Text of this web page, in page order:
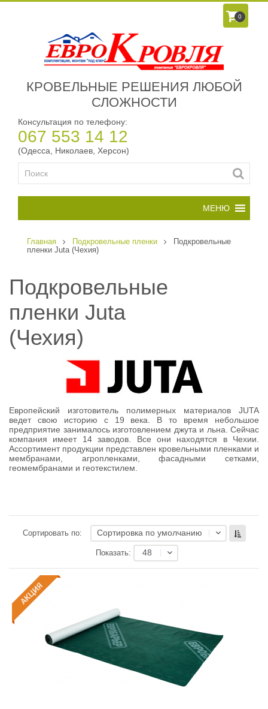
0
КРОВЕЛЬНЫЕ РЕШЕНИЯ ЛЮБОЙ
СЛОЖНОСТИ
Консультация по телефону:
067 553 14 12
(Одесса, Николаев, Херсон)
Главная Подкровельные пленки
Подкровельные
пленки Juta (Чехия)
Подкровельные
пленки Juta
(Чехия)
Европейский изготовитель полимерных материалов JUTA
ведет свою историю с 19 века. В то время небольшое
предприятие занималось изготовлением джута и льна. Сейчас
компания имеет 14 заводов. Все они находятся в Чехии.
Ассортимент продукции представлен кровельными пленками и
мембранами, агропленками, фасадными сетками,
геомембранами и геотекстилем.
Сортировать по: Сортировка по умолчанию
Показать: 48